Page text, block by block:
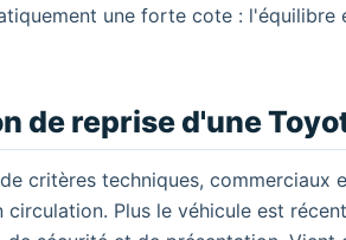
une forte cote : l'équilibre
de reprise d'une
critères techniques, commerciaux
Plus le véhicule est